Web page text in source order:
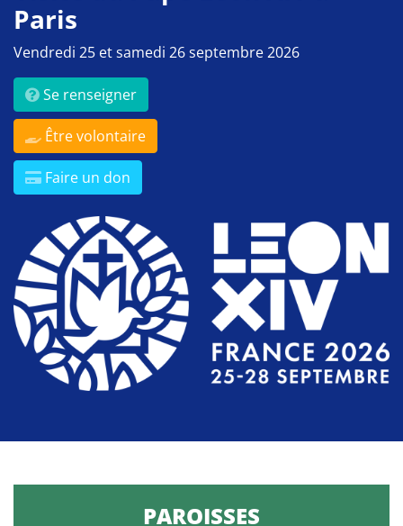
Paris
Vendredi 25 et samedi 26 septembre 2026
Se renseigner
Être volontaire
Faire un don
PAROISSES